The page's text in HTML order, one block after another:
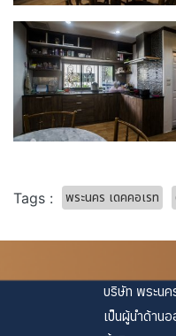
Tags : พระนคร เดคคอเรท
บริษัท พระนค
เป็นผู้นำด้าน